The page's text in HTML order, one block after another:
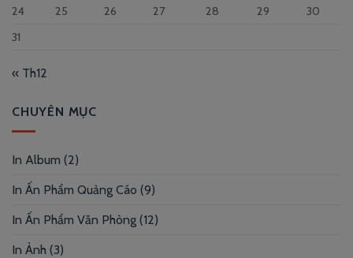
24
25 26 27 28 29
30
31
« Th12
CHUYÊN MỤC
In Album (2)
In Ấn Phẩm Quảng Cáo (9)
In Ấn Phẩm Văn Phòng (12)
In Ảnh (3)